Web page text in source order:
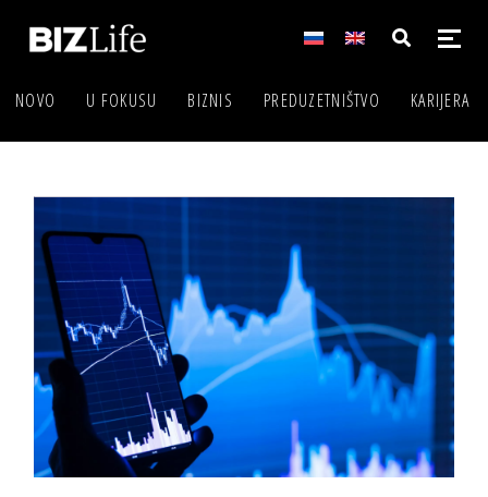
NOVO U FOKUSU BIZNIS PREDUZETNIŠTVO KARIJERA